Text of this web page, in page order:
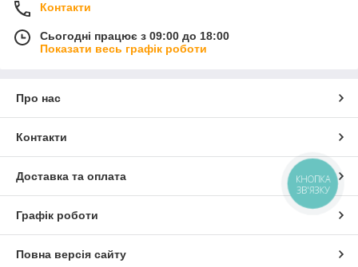
Контакти
Сьогодні працює з 09:00 до 18:00
Показати весь графік роботи
Про нас
Контакти
Доставка та оплата
Графік роботи
Повна версія сайту
КНОПКА
ЗВ'ЯЗКУ